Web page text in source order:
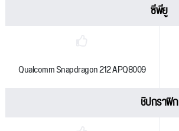
ซีพียู
Qualcomm Snapdragon 212 APQ8009
ชิปกราฟิก